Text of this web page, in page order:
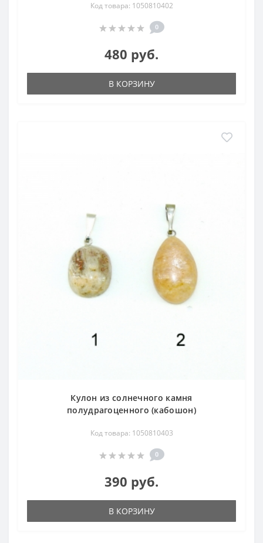
Код товара: 1050810402
0
480 руб.
В КОРЗИНУ
Кулон из солнечного камня
полудрагоценного (кабошон)
Код товара: 1050810403
0
390 руб.
В КОРЗИНУ